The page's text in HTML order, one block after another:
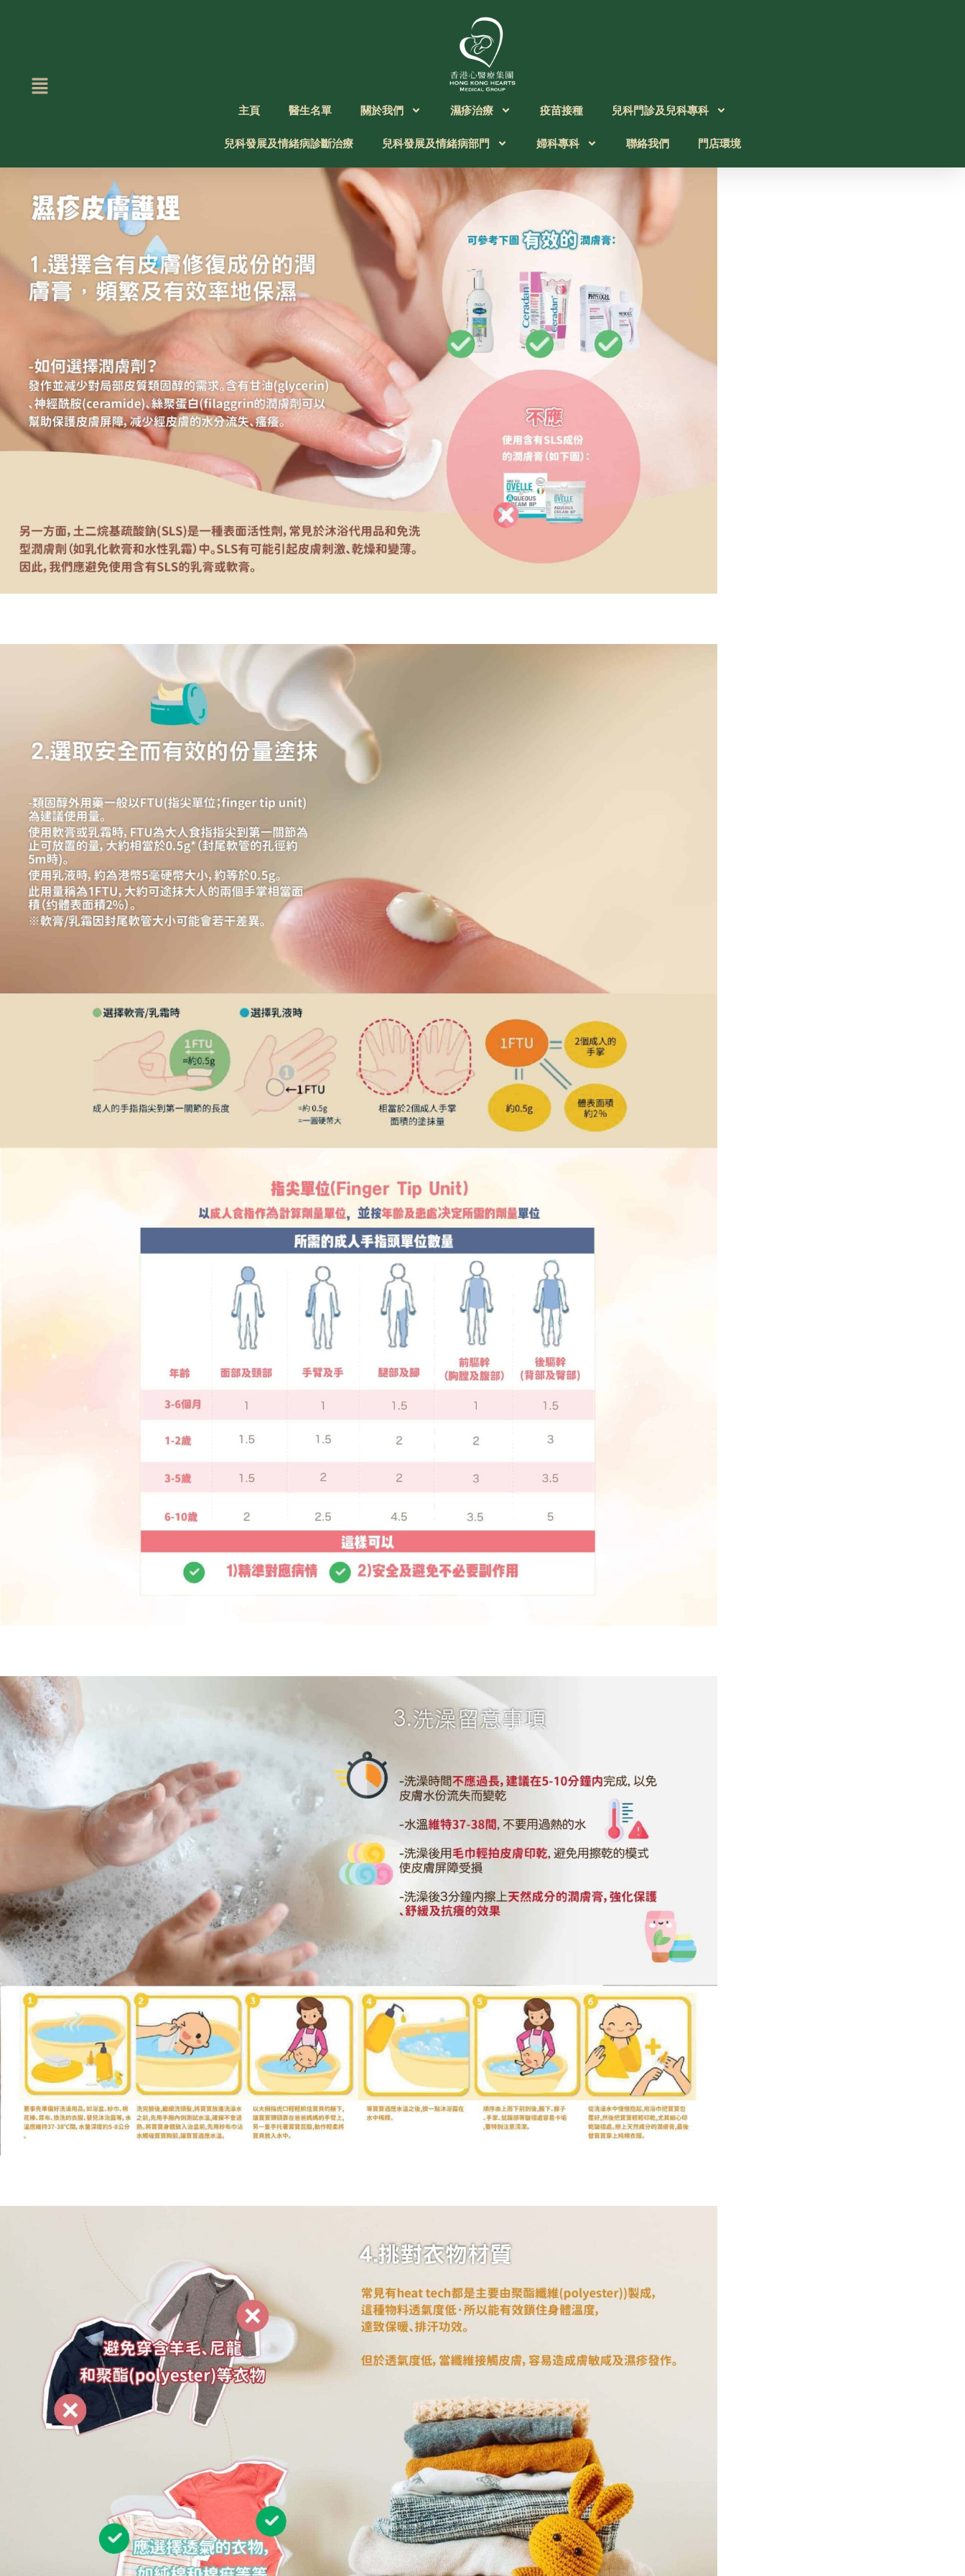
主頁 醫生名單 關於我們 濕疹治療 疫苗接種 兒科門診及兒科專科
兒科發展及情緒病診斷治療 兒科發展及情緒病部門 婦科專科 聯絡我們 門店環境